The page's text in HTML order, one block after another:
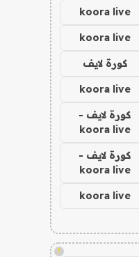
koora live
koora live
كورة لايف
koora live
كورة لايف -
koora live
كورة لايف -
koora live
koora live
!